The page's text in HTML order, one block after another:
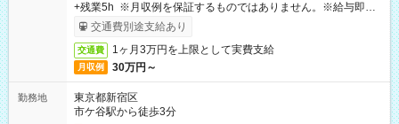
+残業5h ※月収例を保証するものではありません。※給与即受
取りサービス利用可（利用条件有）
交通費別途支給あり
交通費 1ヶ月3万円を上限として実費支給
月収例 30万円～
勤務地
東京都新宿区
市ケ谷駅から徒歩3分